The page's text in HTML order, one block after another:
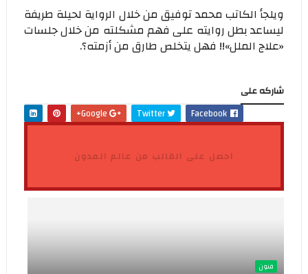
ويلجأ الكاتب محمد توفيق من خلال الرواية لحيلة طريفة
ليساعد بطل روايته على فهم مشكلته من خلال جلسات
«علاج الملل»!! فهل يتخلص طارق من أزمته؟.
شاركه على
Facebook
Twitter
احصل على القالب من عالم المدون
فنون